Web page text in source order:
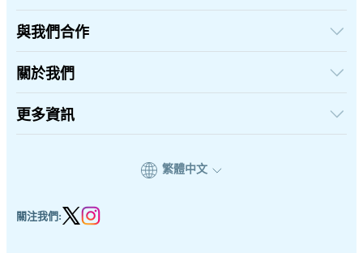
美國
英國
土耳其
泰國
日本
義大利
印度
西班牙
與我們合作
批發平台
推薦及賺取
聯盟計劃
關於我們
關於iRoamly
聯絡我們
更多資訊
支援中心
eSIM 知識
繁體中文
關注我們: